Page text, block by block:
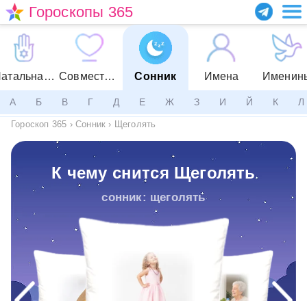
Гороскопы 365
Натальная карта Совместимость Сонник Имена
А Б В Г Д Е Ж З И Й К Л
Гороскоп 365 › Сонник › Щеголять
К чему снится Щеголять
сонник: щеголять